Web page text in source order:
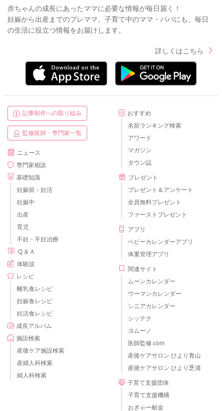
赤ちゃんの成長にあったママに必要な情報が毎日届く！
妊娠から出産までのプレママ、子育て中のママ・パパにも、毎日
の生活に役立つ情報をお届けします。
詳しくはこちら
記事制作への取り組み
監修医師・専門家一覧
ニュース
専門家相談
基礎知識
妊娠前・妊活
妊娠中
出産
育児
不妊・不妊治療
Ｑ＆Ａ
体験談
レシピ
離乳食レシピ
妊娠食レシピ
妊活食レシピ
成長アルバム
施設検索
産後ケア施設検索
産婦人科検索
婦人科検索
おすすめ
名前ランキング検索
アワード
マガジン
タウン誌
プレゼント
プレゼント＆アンケート
全員無料プレゼント
ファーストプレゼント
アプリ
ベビーカレンダーアプリ
体重管理アプリ
関連サイト
ムーンカレンダー
ウーマンカレンダー
シニアカレンダー
シッテク
ヨムーノ
医師監修.com
産後ケアサロン ひより青山
産後ケアサロン ひより芝浦
子育て支援団体
子育て支援機構
おぎゃー献金